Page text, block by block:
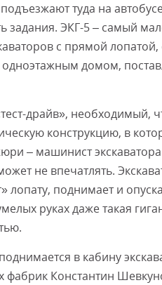
туда на
задания. ЭКГ-5 – самый
с прямой
домом,
драйв», необходимый,
конструкцию, в
– машинист
не впечатлять.
лопату, поднимает и
руках даже такая
в кабину
фабрик Константин